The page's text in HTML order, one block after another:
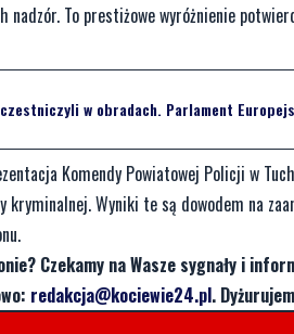
To prestiżowe wyróżnienie
w obradach. Parlament
Komendy Powiatowej Policji w
kryminalnej. Wyniki te są dowodem na
Czekamy na Wasze sygnały i
redakcja@kociewie24.pl.